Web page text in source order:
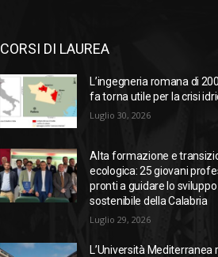
CORSI DI LAUREA
L’ingegneria romana di
fa torna utile per la crisi
Luglio 30, 2026
Alta formazione e
ecologica: 25 giovani
pronti a guidare lo sviluppo
sostenibile della Calabria
Luglio 29, 2026
L’Università Mediterranea